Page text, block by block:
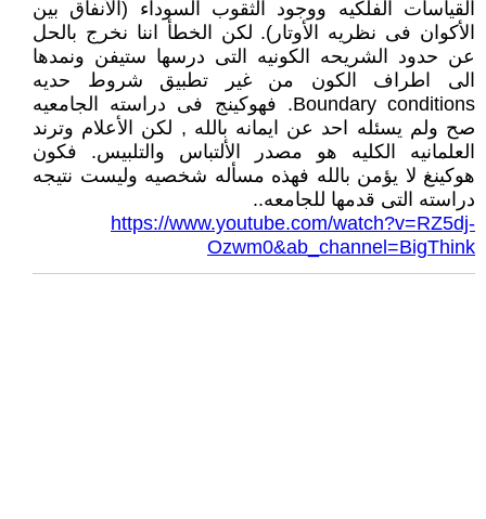
القياسات الفلكيه ووجود الثقوب السوداء (الأنفاق بين
الأكوان فى نظريه الأوتار). لكن الخطأ اننا نخرج بالحل
عن حدود الشريحه الكونيه التى درسها ستيفن ونمدها
الى اطراف الكون من غير تطبيق شروط حديه
Boundary conditions. فهوكينج فى دراسته الجامعيه
صح ولم يسئله احد عن ايمانه بالله , لكن الأعلام وترند
العلمانيه الكليه هو مصدر الألتباس والتلبيس. فكون
هوكينغ لا يؤمن بالله فهذه مسأله شخصيه وليست نتيجه
دراسته التى قدمها للجامعه..
https://www.youtube.com/watch?v=RZ5dj-
Ozwm0&ab_channel=BigThink